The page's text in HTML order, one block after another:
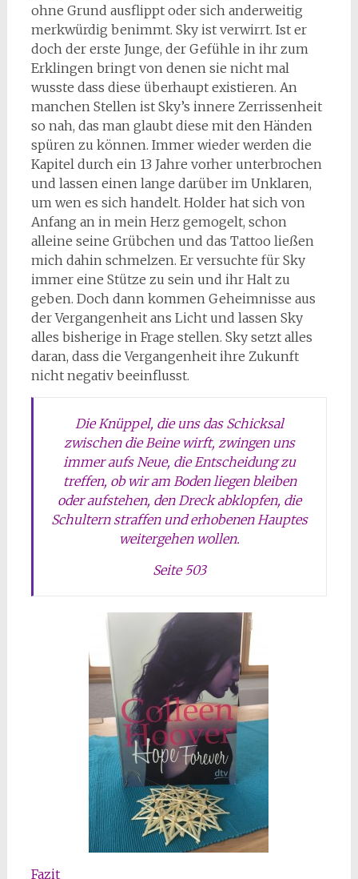
ohne Grund ausflippt oder sich anderweitig
merkwürdig benimmt. Sky ist verwirrt. Ist er
doch der erste Junge, der Gefühle in ihr zum
Erklingen bringt von denen sie nicht mal
wusste dass diese überhaupt existieren. An
manchen Stellen ist Sky’s innere Zerrissenheit
so nah, das man glaubt diese mit den Händen
spüren zu können. Immer wieder werden die
Kapitel durch ein 13 Jahre vorher unterbrochen
und lassen einen lange darüber im Unklaren,
um wen es sich handelt. Holder hat sich von
Anfang an in mein Herz gemogelt, schon
alleine seine Grübchen und das Tattoo ließen
mich dahin schmelzen. Er versuchte für Sky
immer eine Stütze zu sein und ihr Halt zu
geben. Doch dann kommen Geheimnisse aus
der Vergangenheit ans Licht und lassen Sky
alles bisherige in Frage stellen. Sky setzt alles
daran, dass die Vergangenheit ihre Zukunft
nicht negativ beeinflusst.
Die Knüppel, die uns das Schicksal
zwischen die Beine wirft, zwingen uns
immer aufs Neue, die Entscheidung zu
treffen, ob wir am Boden liegen bleiben
oder aufstehen, den Dreck abklopfen, die
Schultern straffen und erhobenen Hauptes
weitergehen wollen.
Seite 503
Fazit